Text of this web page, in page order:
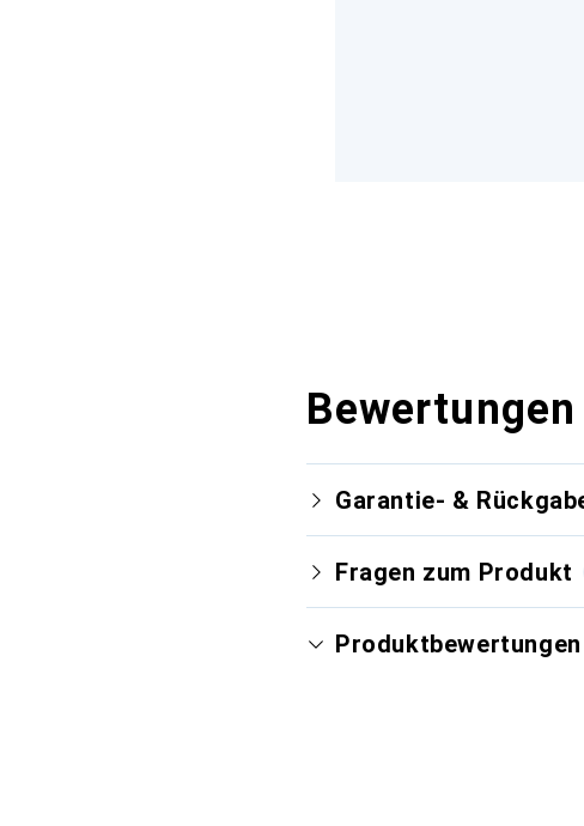
Garantie- &
Fragen zum Produkt
Produktbewertungen